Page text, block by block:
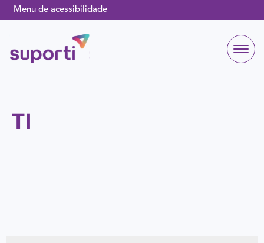
Menu de acessibilidade
TI